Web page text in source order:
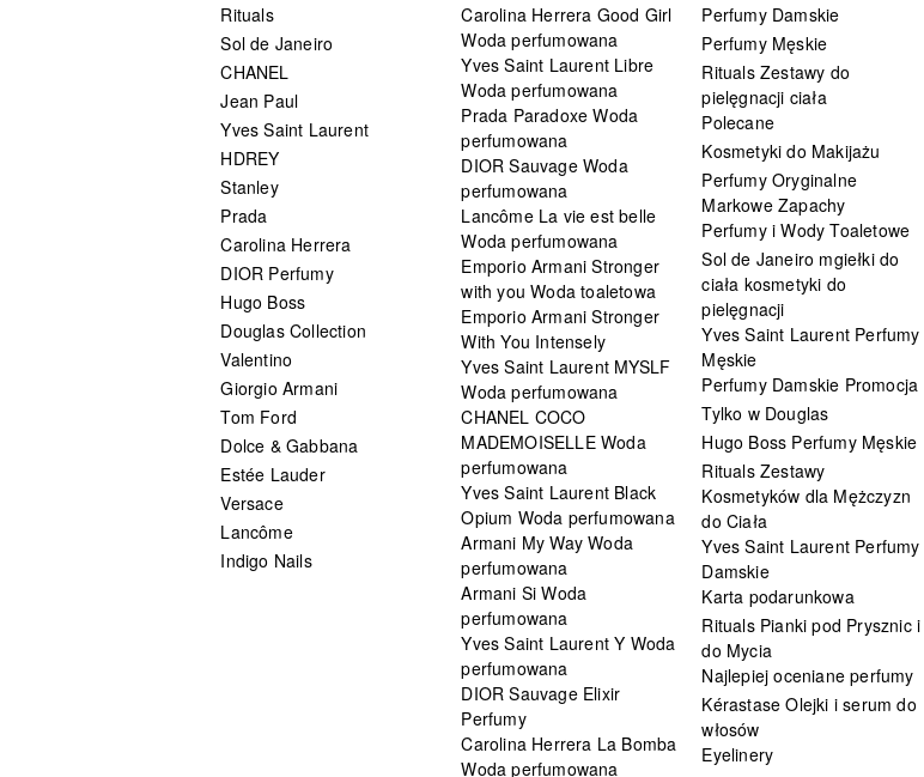
Rituals
Sol de Janeiro
CHANEL
Jean Paul
Yves Saint Laurent
HDREY
Stanley
Prada
Carolina Herrera
DIOR Perfumy
Hugo Boss
Douglas Collection
Valentino
Giorgio Armani
Tom Ford
Dolce & Gabbana
Estée Lauder
Versace
Lancôme
Indigo Nails
Carolina Herrera Good Girl
Woda perfumowana
Yves Saint Laurent Libre
Woda perfumowana
Prada Paradoxe Woda
perfumowana
DIOR Sauvage Woda
perfumowana
Lancôme La vie est belle
Woda perfumowana
Emporio Armani Stronger
with you Woda toaletowa
Emporio Armani Stronger
With You Intensely
Yves Saint Laurent MYSLF
Woda perfumowana
CHANEL COCO
MADEMOISELLE Woda
perfumowana
Yves Saint Laurent Black
Opium Woda perfumowana
Armani My Way Woda
perfumowana
Armani Si Woda
perfumowana
Yves Saint Laurent Y Woda
perfumowana
DIOR Sauvage Elixir
Perfumy
Carolina Herrera La Bomba
Woda perfumowana
Perfumy Damskie
Perfumy Męskie
Rituals Zestawy do
pielęgnacji ciała
Polecane
Kosmetyki do Makijażu
Perfumy Oryginalne
Markowe Zapachy
Perfumy i Wody Toaletowe
Sol de Janeiro mgiełki do
ciała kosmetyki do
pielęgnacji
Yves Saint Laurent Perfumy
Męskie
Perfumy Damskie Promocja
Tylko w Douglas
Hugo Boss Perfumy Męskie
Rituals Zestawy
Kosmetyków dla Mężczyzn
do Ciała
Yves Saint Laurent Perfumy
Damskie
Karta podarunkowa
Rituals Pianki pod Prysznic i
do Mycia
Najlepiej oceniane perfumy
Kérastase Olejki i serum do
włosów
Eyelinery